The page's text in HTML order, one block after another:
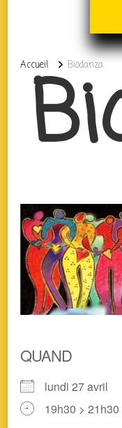
Accueil Biodanza
QUAND
lundi 27 avril
19h30 > 21h30